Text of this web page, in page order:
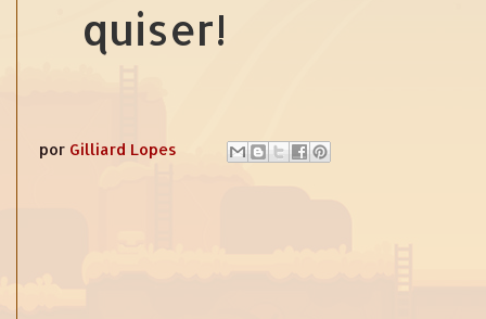
quiser!
por Gilliard Lopes